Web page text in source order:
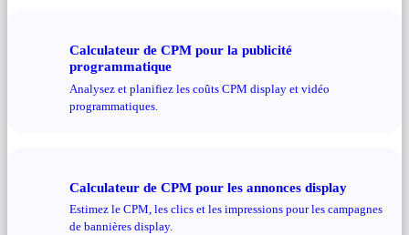
Calculateur de CPM pour la publicité
programmatique
Analysez et planifiez les coûts CPM display et vidéo
programmatiques.
Calculateur de CPM pour les annonces display
Estimez le CPM, les clics et les impressions pour les campagnes
de bannières display.